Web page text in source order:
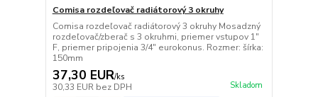
Comisa rozdeľovač radiátorový 3 okruhy
Comisa rozdeľovač radiátorový 3 okruhy Mosadzný
rozdeľovač/zberač s 3 okruhmi, priemer vstupov 1"
F, priemer pripojenia 3/4" eurokonus. Rozmer: šírka:
150mm
37,30 EUR/ks
30,33 EUR bez DPH Skladom